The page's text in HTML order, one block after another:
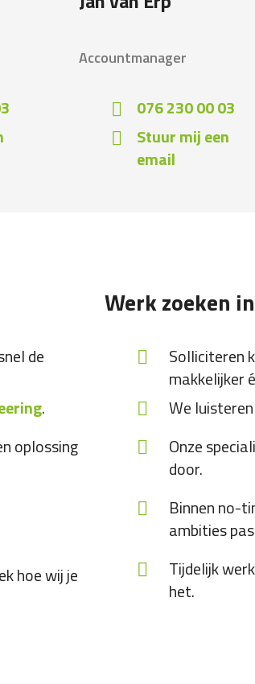
Accountmanager
076 230 00 03
Stuur mij een
email
de
.
oplossing
hoe wij je
Werk zoeken
Solliciteren
makkelijker
We
Onze
door.
Binnen no-
ambities
Tijdelijk
het.